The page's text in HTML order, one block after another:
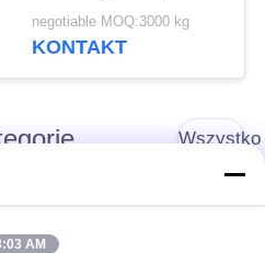
zamówienie
dopuszczalne
negotiable MOQ:3000 kg
KONTAKT
Wszystko
Okruchy chleba
japońskiego
AM